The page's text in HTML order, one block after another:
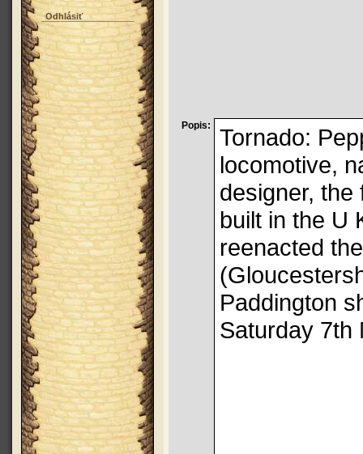
Odhlásiť
Popis:
Tornado:
locomotive,
designer, the
built in the U
reenacted
Paddington
Saturday 7th